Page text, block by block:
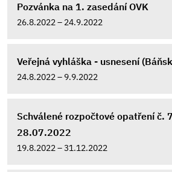
Pozvánka na 1. zasedání OVK
26.8.2022 – 24.9.2022
Veřejná vyhláška - usnesení
24.8.2022 – 9.9.2022
Schválené rozpočtové opatření č.
28.07.2022
19.8.2022 – 31.12.2022